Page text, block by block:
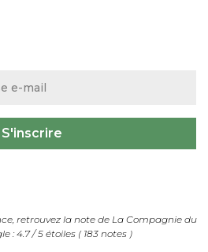
retrouvez la note de La Compagnie du
: 4.7/5 étoiles ( 183 notes )